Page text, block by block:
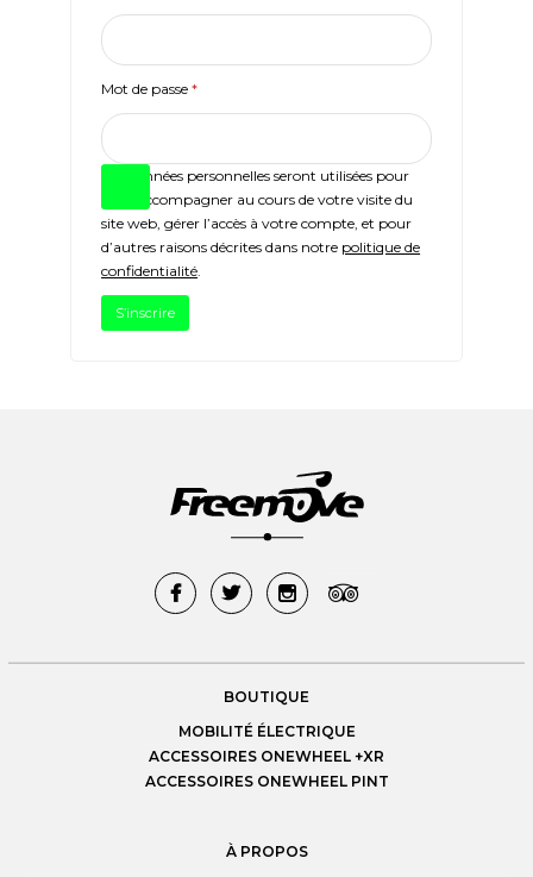
Mot de passe*Obligatoire
Vos données personnelles seront utilisées pour
vous accompagner au cours de votre visite du
site web, gérer l’accès à votre compte, et pour
d’autres raisons décrites dans notre politique de
confidentialité
S’inscrire
BOUTIQUE
MOBILITÉ ÉLECTRIQUE
ACCESSOIRES ONEWHEEL +XR
ACCESSOIRES ONEWHEEL PINT
À PROPOS